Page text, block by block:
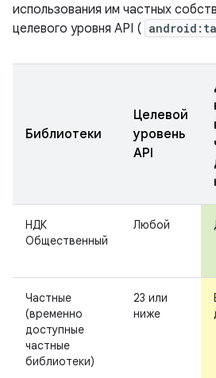
использования им частных
целевого уровня API (
Библиотеки
Целевой
уровень
API
НДК
Общественный
Любой
Частные
(временно
доступные
частные
библиотеки)
23 или
ниже